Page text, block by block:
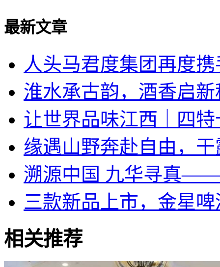
最新文章
人头马君度集团再度
淮水承古韵，酒香启
让世界品味江西｜四特
缘遇山野奔赴自由，
溯源中国 九华寻真
三款新品上市，金星啤
相关推荐